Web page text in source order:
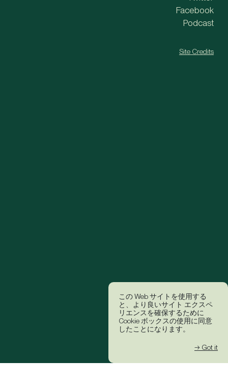
この Web サイトを使用する
と、より良いサイト エクスペ
リエンスを確保するために
Cookie ボックスの使用に同意
したことになります。
→ Got it
Facebook
Podcast
Site Credits